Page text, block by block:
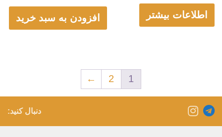
اطلاعات بیشتر افزودن به سبد خرید
1
2
←
دنبال کنید: